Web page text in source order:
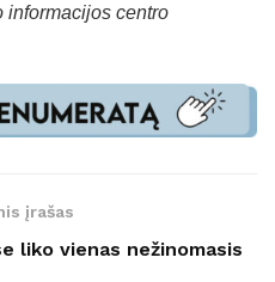
informacijos centro
įrašas
liko vienas nežinomasis